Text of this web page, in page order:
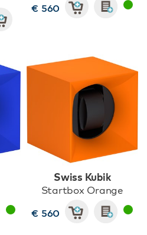
€ 560
Swiss Kubik
Startbox Orange
€ 560